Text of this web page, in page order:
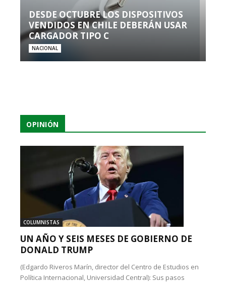
DESDE OCTUBRE LOS DISPOSITIVOS
VENDIDOS EN CHILE DEBERÁN USAR
CARGADOR TIPO C
NACIONAL
OPINIÓN
COLUMNISTAS
UN AÑO Y SEIS MESES DE GOBIERNO DE
DONALD TRUMP
(Edgardo Riveros Marín, director del Centro de Estudios en
Política Internacional, Universidad Central): Sus pasos